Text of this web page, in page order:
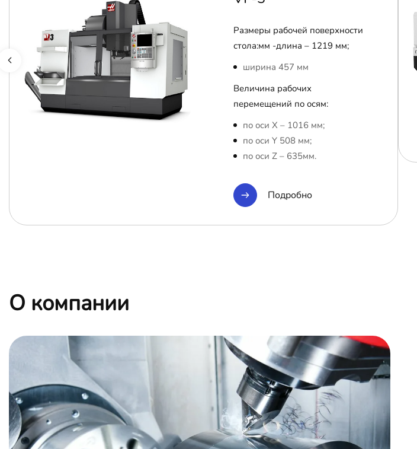
Размеры рабочей поверхности
стола:мм -длина – 1219 мм;
ширина 457 мм
Величина рабочих
перемещений по осям:
по оси Х – 1016 мм;
по оси Y 508 мм;
по оси Z – 635мм.
Подробно
О компании